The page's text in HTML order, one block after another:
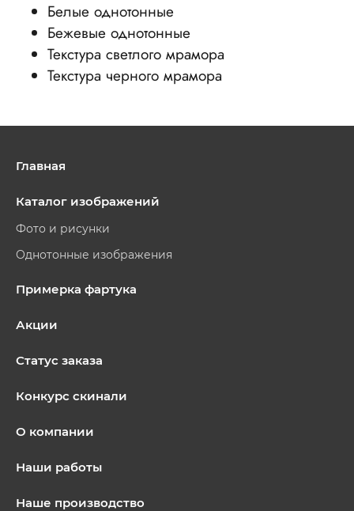
Белые однотонные
Бежевые однотонные
Текстура светлого мрамора
Текстура черного мрамора
Главная
Каталог изображений
Фото и рисунки
Однотонные изображения
Примерка фартука
Акции
Статус заказа
Конкурс скинали
О компании
Наши работы
Наше производство